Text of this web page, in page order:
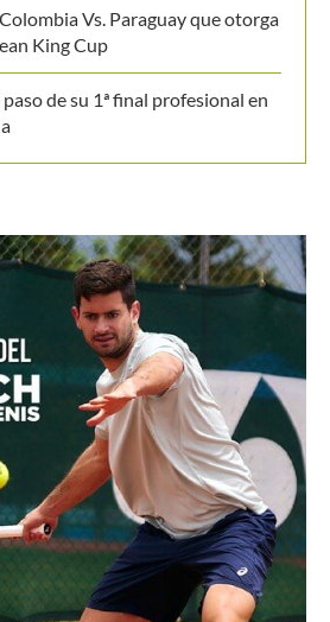
King Cup
de su 1ª final profesional en